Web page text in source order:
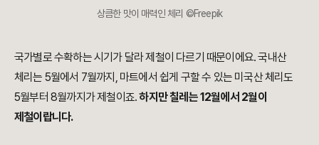
상큼한 맛이 매력인 체리 ©Freepik
국가별로 수확하는 시기가 달라 제철이 다르기 때문이에요. 국내산
체리는 5월에서 7월까지, 마트에서 쉽게 구할 수 있는 미국산 체리도
5월부터 8월까지가 제철이죠.하지만 칠레는 12월에서 2월이
제철이랍니다.